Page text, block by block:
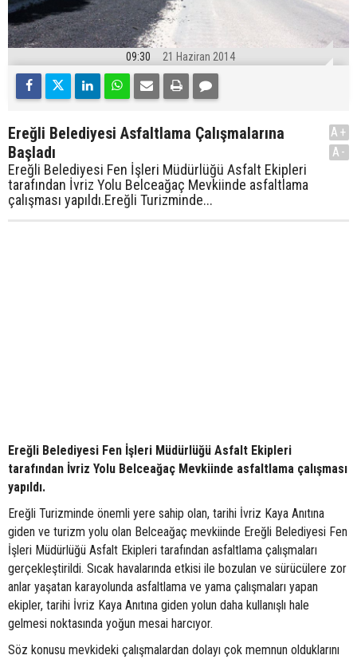
09:30 21 Haziran 2014
Ereğli Belediyesi Asfaltlama Çalışmalarına
Başladı
Ereğli Belediyesi Fen İşleri Müdürlüğü Asfalt Ekipleri
tarafından İvriz Yolu Belceağaç Mevkiinde asfaltlama
çalışması yapıldı.Ereğli Turizminde...
A+
A-
Ereğli Belediyesi Fen İşleri Müdürlüğü Asfalt Ekipleri
tarafından İvriz Yolu Belceağaç Mevkiinde asfaltlama çalışması
yapıldı.
Ereğli Turizminde önemli yere sahip olan, tarihi İvriz Kaya Anıtına
giden ve turizm yolu olan Belceağaç mevkiinde Ereğli Belediyesi Fen
İşleri Müdürlüğü Asfalt Ekipleri tarafından asfaltlama çalışmaları
gerçekleştirildi. Sıcak havalarında etkisi ile bozulan ve sürücülere zor
anlar yaşatan karayolunda asfaltlama ve yama çalışmaları yapan
ekipler, tarihi İvriz Kaya Anıtına giden yolun daha kullanışlı hale
gelmesi noktasında yoğun mesai harcıyor.
Söz konusu mevkideki çalışmalardan dolayı çok memnun olduklarını